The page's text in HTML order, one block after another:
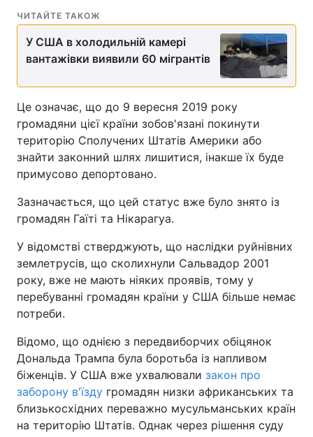
ЧИТАЙТЕ ТАКОЖ
У США в холодильній камері
вантажівки виявили 60 мігрантів
Це означає, що до 9 вересня 2019 року
громадяни цієї країни зобов'язані покинути
територію Сполучених Штатів Америки або
знайти законний шлях лишитися, інакше їх буде
примусово депортовано.
Зазначається, що цей статус вже було знято із
громадян Гаїті та Нікарагуа.
У відомстві стверджують, що наслідки руйнівних
землетрусів, що сколихнули Сальвадор 2001
року, вже не мають ніяких проявів, тому у
перебуванні громадян країни у США більше немає
потреби.
Відомо, що однією з передвиборчих обіцянок
Дональда Трампа була боротьба із напливом
біженців. У США вже ухвалювали закон про
заборону в'їзду громадян низки африканських та
близькосхідних переважно мусульманських країн
на територію Штатів. Однак через рішення суду